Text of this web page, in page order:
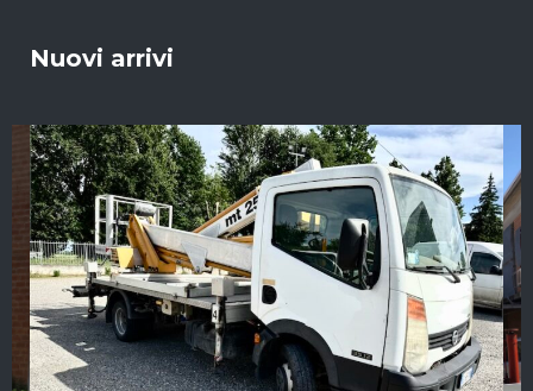
Nuovi arrivi